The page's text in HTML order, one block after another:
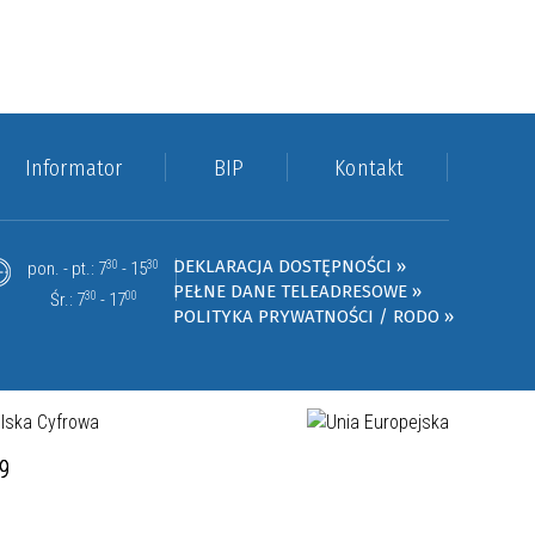
Informator BIP Kontakt
pon. - pt.: 730 - 1530
Śr.: 730 - 1700
DEKLARACJA DOSTĘPNOŚCI »
PEŁNE DANE TELEADRESOWE »
POLITYKA PRYWATNOŚCI / RODO »